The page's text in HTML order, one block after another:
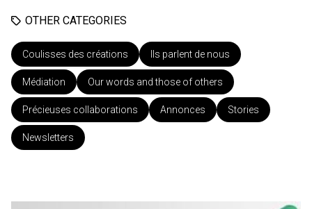
OTHER CATEGORIES
Coulisses des créations Ils parlent de nous
Médiation Our words and those of others
Précieuses collaborations Annonces Stories
Newsletters